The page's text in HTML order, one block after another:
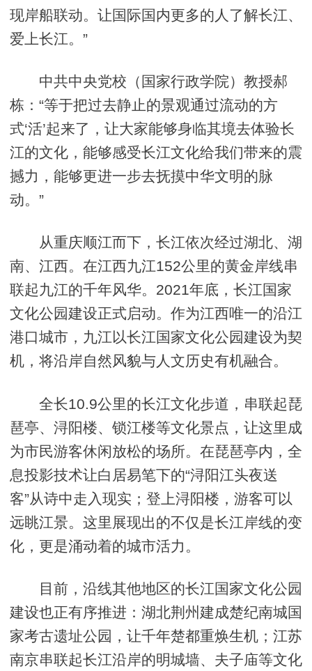
现岸船联动。让国际国内更多的人了解长江、
爱上长江。”
中共中央党校（国家行政学院）教授郝
栋：“等于把过去静止的景观通过流动的方
式‘活’起来了，让大家能够身临其境去体验长
江的文化，能够感受长江文化给我们带来的震
撼力，能够更进一步去抚摸中华文明的脉
动。”
从重庆顺江而下，长江依次经过湖北、湖
南、江西。在江西九江152公里的黄金岸线串
联起九江的千年风华。2021年底，长江国家
文化公园建设正式启动。作为江西唯一的沿江
港口城市，九江以长江国家文化公园建设为契
机，将沿岸自然风貌与人文历史有机融合。
全长10.9公里的长江文化步道，串联起琵
琶亭、浔阳楼、锁江楼等文化景点，让这里成
为市民游客休闲放松的场所。在琵琶亭内，全
息投影技术让白居易笔下的“浔阳江头夜送
客”从诗中走入现实；登上浔阳楼，游客可以
远眺江景。这里展现出的不仅是长江岸线的变
化，更是涌动着的城市活力。
目前，沿线其他地区的长江国家文化公园
建设也正有序推进：湖北荆州建成楚纪南城国
家考古遗址公园，让千年楚都重焕生机；江苏
南京串联起长江沿岸的明城墙、夫子庙等文化